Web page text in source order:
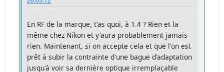
En RF de la marque, t'as quoi, à 1.4 ? Rien et la
même chez Nikon et y'aura probablement jamais
rien. Maintenant, si on accepte cela et que l'on est
prêt à subir la contrainte d'une bague d'adaptation
jusqu'à voir sa dernière optique irremplaçable